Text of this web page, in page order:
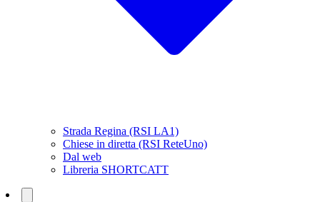
Strada Regina (RSI LA1)
Chiese in diretta (RSI ReteUno)
Dal web
Libreria SHORTCATT